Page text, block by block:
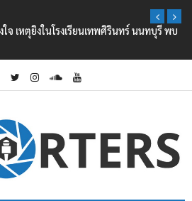
จ เหตุยิงในโรงเรียนเทพศิรินทร์ นนทบุรี พบ